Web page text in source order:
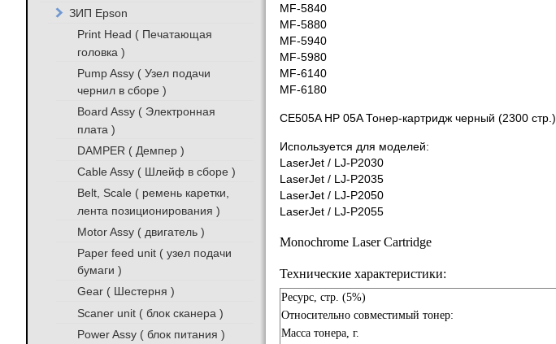
MF-5840
MF-5880
MF-5940
MF-5980
MF-6140
MF-6180
CE505A HP 05A Тонер-картридж черный (2300 стр.)
Используется для моделей:
LaserJet / LJ-P2030
LaserJet / LJ-P2035
LaserJet / LJ-P2050
LaserJet / LJ-P2055
Monochrome Laser Cartridge
Технические характеристики:
Ресурс, стр. (5%)
Относительно совместимый тонер:
Масса тонера, г.
ЗИП Epson
Print Head ( Печатающая
головка )
Pump Assy ( Узел подачи
чернил в сборе )
Board Assy ( Электронная
плата )
DAMPER ( Демпер )
Cable Assy ( Шлейф в сборе )
Belt, Scale ( ремень каретки,
лента позиционирования )
Motor Assy ( двигатель )
Paper feed unit ( узел подачи
бумаги )
Gear ( Шестерня )
Scaner unit ( блок сканера )
Power Assy ( блок питания )